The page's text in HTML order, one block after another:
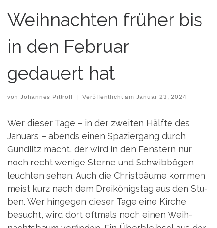
Weihnachten früher bis
in den Februar
gedauert hat
von Johannes Pittroff Veröffentlicht am Januar 23, 2024
Wer die­ser Tage – in der zwei­ten Hälf­te des
Janu­ars – abends einen Spa­zier­gang durch
Gund­litz macht, der wird in den Fens­tern nur
noch recht weni­ge Ster­ne und Schwib­bö­gen
leuch­ten sehen. Auch die Christ­bäu­me kom­men
meist kurz nach dem Drei­kö­nigs­tag aus den Stu­
ben. Wer hin­ge­gen die­ser Tage eine Kir­che
besucht, wird dort oft­mals noch einen Weih­